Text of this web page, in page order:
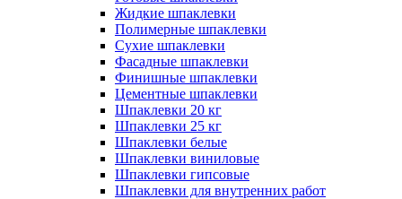
Жидкие шпаклевки
Полимерные шпаклевки
Сухие шпаклевки
Фасадные шпаклевки
Финишные шпаклевки
Цементные шпаклевки
Шпаклевки 20 кг
Шпаклевки 25 кг
Шпаклевки белые
Шпаклевки виниловые
Шпаклевки гипсовые
Шпаклевки для внутренних работ